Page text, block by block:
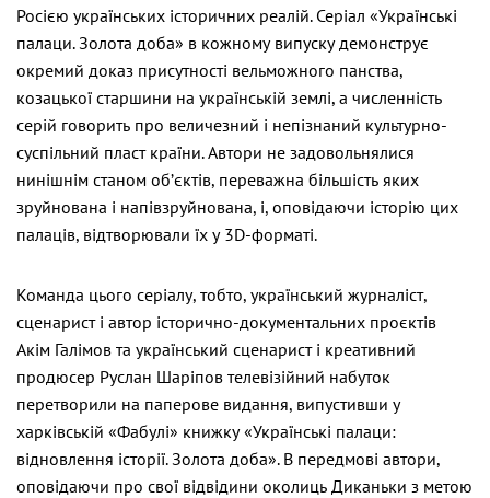
Росією українських історичних реалій. Серіал «Українські
палаци. Золота доба» в кожному випуску демонструє
окремий доказ присутності вельможного панства,
козацької старшини на українській землі, а численність
серій говорить про величезний і непізнаний культурно-
суспільний пласт країни. Автори не задовольнялися
нинішнім станом об’єктів, переважна більшість яких
зруйнована і напівзруйнована, і, оповідаючи історію цих
палаців, відтворювали їх у 3D-форматі.
Команда цього серіалу, тобто, український журналіст,
сценарист і автор історично-документальних проєктів
Акім Галімов та український сценарист і креативний
продюсер Руслан Шаріпов телевізійний набуток
перетворили на паперове видання, випустивши у
харківській «Фабулі» книжку «Українські палаци:
відновлення історії. Золота доба». В передмові автори,
оповідаючи про свої відвідини околиць Диканьки з метою